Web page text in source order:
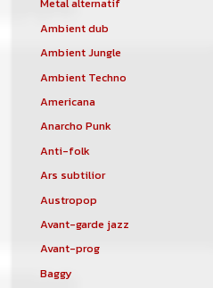
Metal alternatif
Ambient dub
Ambient Jungle
Ambient Techno
Americana
Anarcho Punk
Anti-folk
Ars subtilior
Austropop
Avant-garde jazz
Avant-prog
Baggy